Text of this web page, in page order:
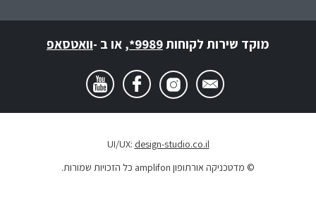
מוקד שירות לקוחות*9989
, או ב -וואטסאפ
UI/UX: design-studio.co.il
© מדטכניקה אורתופון amplifon כל הזכויות שמורות.